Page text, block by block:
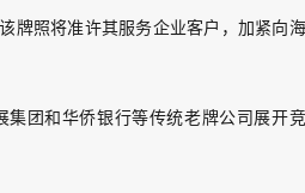
牌照将准许其服务企业客户，加紧向海
团和华侨银行等传统老牌公司展开竞